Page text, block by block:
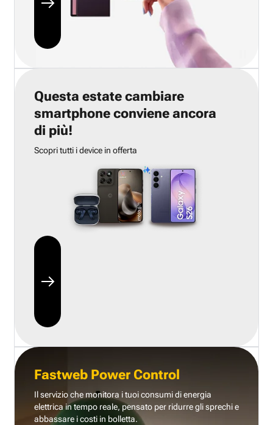
Questa estate cambiare
smartphone conviene ancora
di più!
Scopri tutti i device in offerta
Fastweb Power Control
Il servizio che monitora i tuoi consumi di energia
elettrica in tempo reale, pensato per ridurre gli sprechi e
abbassare i costi in bolletta.